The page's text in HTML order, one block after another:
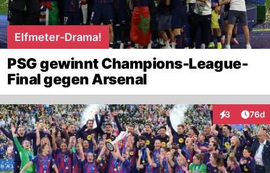
Elfmeter-Drama!
PSG gewinnt Champions-League-
Final gegen Arsenal
3
Interaktionen
76d